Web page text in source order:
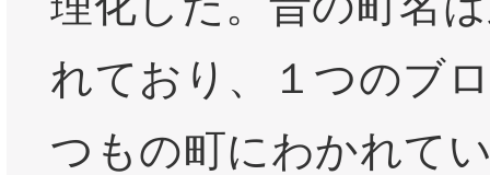
れており、１つのブ
つもの町にわかれて